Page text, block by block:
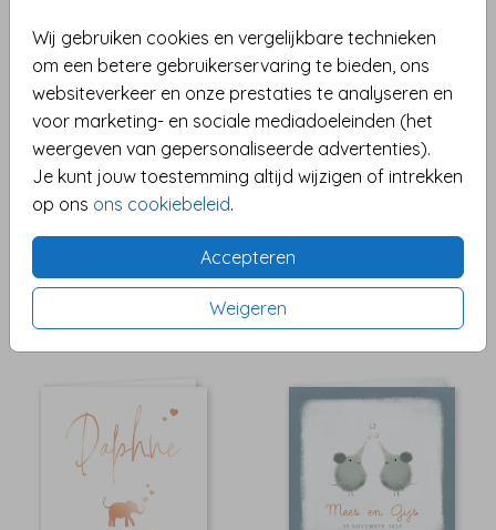
Wij gebruiken cookies en vergelijkbare technieken
om een betere gebruikerservaring te bieden, ons
websiteverkeer en onze prestaties te analyseren en
voor marketing- en sociale mediadoeleinden (het
weergeven van gepersonaliseerde advertenties).
Je kunt jouw toestemming altijd wijzigen of intrekken
op ons ons cookiebeleid.
Accepteren
Weigeren